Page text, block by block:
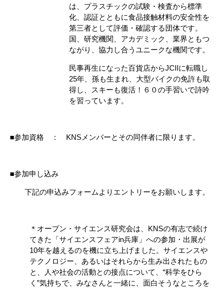
は、プラスチックの試験・検査から標準
化、認証とともに食品接触材料の安全性を
第三者として評価・確認する団体です。
国、研究機関、アカデミック、業界ともつ
ながり、協力し合うユニークな機関です。
民事再生になった百貨店からJCIIに転職し
25年、孫も生まれ、大型バイクの免許も取
得し、スキーも復活！６０の手習いで詩吟
を習っています。
■参加資格 ： KNSメンバーとその同伴者に限ります。
■参加申し込み
下記の申込みフォームよりエントリーをお願いします。
＊オープン・サイエンス研究会は、KNSの有志で続け
てきた「サイエンスフェアin兵庫」への参加・出展が
10年を越えるのを機に立ち上げました。サイエンスや
テクノロジー、あるいはそれらから生み出されたもの
と、人や社会の活動との接点について、“科学をひら
く”気持ちで、みなさんと一緒に、面白そうなところを